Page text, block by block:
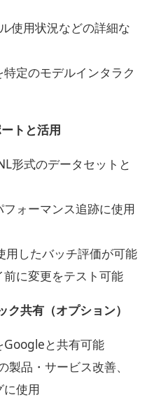
使用状況などの詳細な
定のモデルインタラク
トと活用
形式のデータセットと
ォーマンス追跡に使用
したバッチ評価が可能
に変更をテスト可能
共有（オプション）
Googleと共有可能
品・サービス改善、
使用